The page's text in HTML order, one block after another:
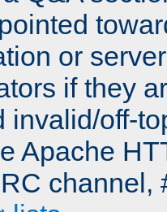
or
if they
invalid/off-
Apache
channel,